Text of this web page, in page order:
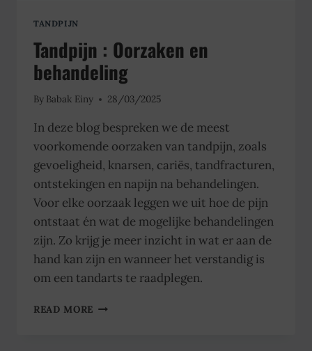
TANDPIJN
Tandpijn : Oorzaken en
behandeling
By Babak Einy 28/03/2025
In deze blog bespreken we de meest
voorkomende oorzaken van tandpijn, zoals
gevoeligheid, knarsen, cariës, tandfracturen,
ontstekingen en napijn na behandelingen.
Voor elke oorzaak leggen we uit hoe de pijn
ontstaat én wat de mogelijke behandelingen
zijn. Zo krijg je meer inzicht in wat er aan de
hand kan zijn en wanneer het verstandig is
om een tandarts te raadplegen.
READ MORE TANDPIJN